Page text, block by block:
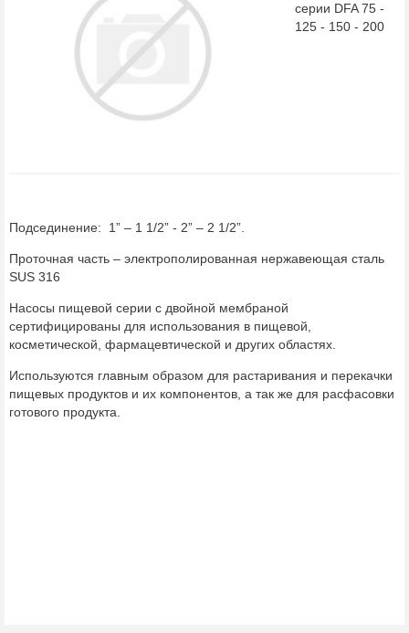
серии DFA 75 -
125 - 150 - 200
Подсединение: 1” – 1 1/2” - 2” – 2 1/2”.
Проточная часть – электрополированная нержавеющая сталь
SUS 316
Насосы пищевой серии с двойной мембраной
сертифицированы для использования в пищевой,
косметической, фармацевтической и других областях.
Используются главным образом для растаривания и перекачки
пищевых продуктов и их компонентов, а так же для расфасовки
готового продукта.